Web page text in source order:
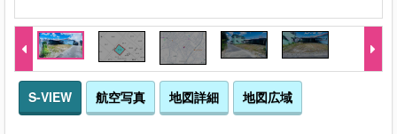
S-VIEW 航空写真 地図詳細 地図広域